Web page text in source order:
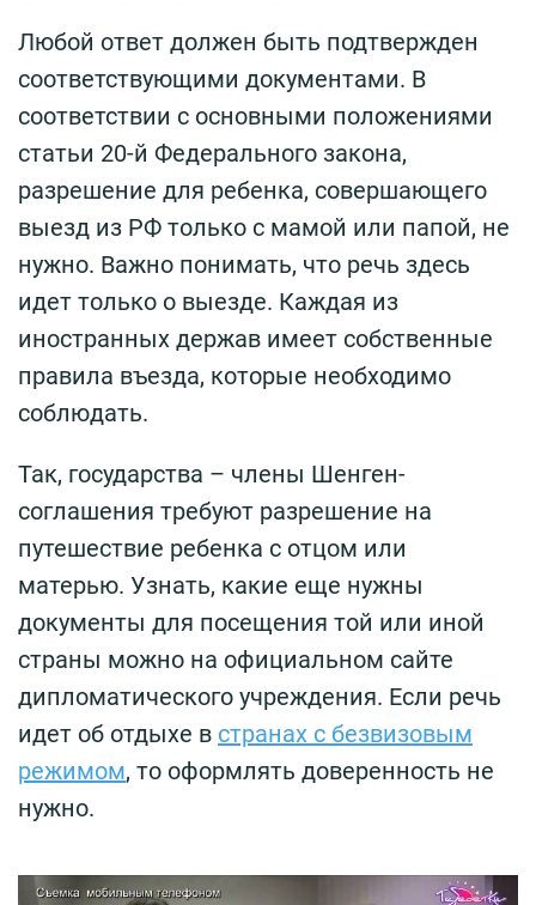
Любой ответ должен быть подтвержден
соответствующими документами. В
соответствии с основными положениями
статьи 20-й Федерального закона,
разрешение для ребенка, совершающего
выезд из РФ только с мамой или папой, не
нужно. Важно понимать, что речь здесь
идет только о выезде. Каждая из
иностранных держав имеет собственные
правила въезда, которые необходимо
соблюдать.
Так, государства – члены Шенген-
соглашения требуют разрешение на
путешествие ребенка с отцом или
матерью. Узнать, какие еще нужны
документы для посещения той или иной
страны можно на официальном сайте
дипломатического учреждения. Если речь
идет об отдыхе в странах с безвизовым
режимом, то оформлять доверенность не
нужно.